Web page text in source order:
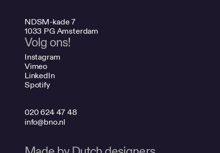
NDSM-kade 7
1033 PG Amsterdam
Volg ons!
Instagram
Vimeo
LinkedIn
Spotify
020 624 47 48
info@bno.nl